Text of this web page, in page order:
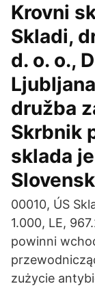
Krovni
Skladi,
d. o. o.,
družba
Skrbnik
sklada
00010, ÚS
1.000, LE,
powinni
zużycie